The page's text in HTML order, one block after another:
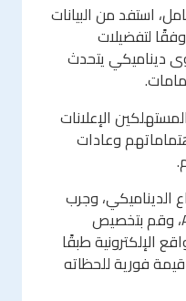
استفد من البيانات
لتفضيلات
ديناميكي يتحدث
الإعلانات
وعادات
الديناميكي، وجرب
اختبارات التقسيم أو الفئة A/B، وقم بتخصيص
الإلكترونية طبقًا
فورية للحظاته